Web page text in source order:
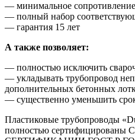
— минимальное
— полный набор
— гарантия 15 лет
А также позволяет:
— полностью исключить
— укладывать трубопровод
дополнительных бетонных
— существенно уменьшить
Пластиковые трубопроводы
полностью